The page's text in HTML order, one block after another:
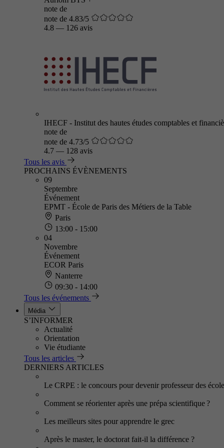
note de
note de 4.83/5
4.8 — 126 avis
IHECF - Institut des hautes études comptables et
note de
note de 4.73/5
4.7 — 128 avis
Tous les avis
PROCHAINS ÉVÈNEMENTS
09
Septembre
Événement
EPMT - École de Paris des Métiers de la Table
Paris
13:00 - 15:00
04
Novembre
Événement
ECOR Paris
Nanterre
09:30 - 14:00
Tous les événements
Média
S’INFORMER
Actualité
Orientation
Vie étudiante
Tous les articles
DERNIERS ARTICLES
Le CRPE : le concours pour devenir professeur des
Comment se réorienter après une prépa scientifique ?
Les meilleurs sites pour apprendre le grec
Après le master, le doctorat fait-il la différence ?